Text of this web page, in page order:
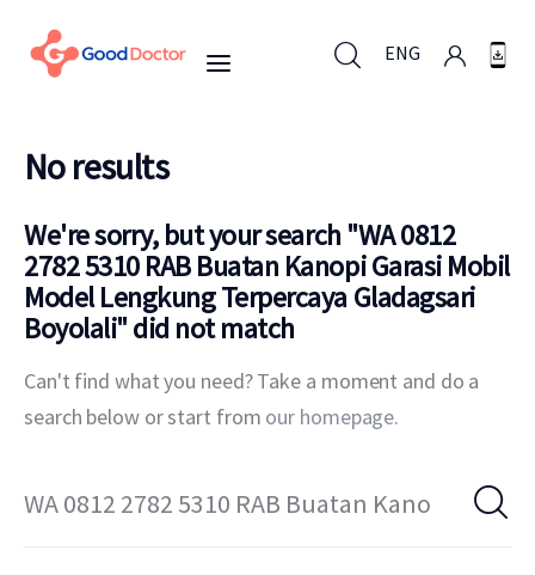
ENG
Untuk Bisnis
Untuk Anda
Mengapa Good Doctor
Layanan
No results
We're sorry, but your search "WA 0812
2782 5310 RAB Buatan Kanopi Garasi Mobil
Model Lengkung Terpercaya Gladagsari
Boyolali" did not match
Can't find what you need? Take a moment and do a
search below or start from our homepage.